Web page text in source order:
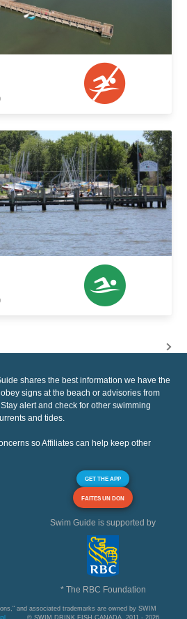
shares the best information we have the
signs at the beach or advisories from
alert and check for other swimming
and tides.
so Affiliates can help keep other
GET THE APP
FAITES UN DON
Swim Guide is supported by
* The RBC Foundation
and associated trademarks are owned by SWIM